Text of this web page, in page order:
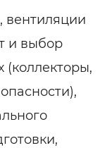
вентиляции
и выбор
(коллекторы,